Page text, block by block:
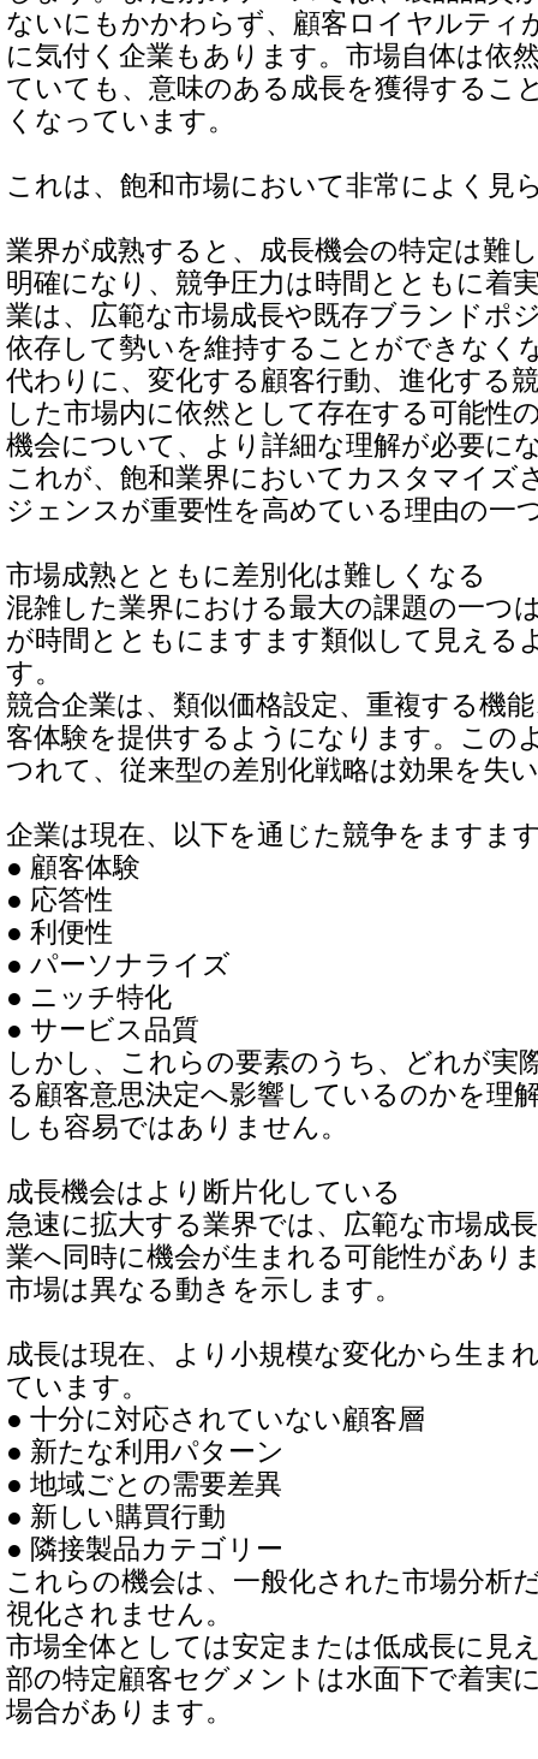
ないにもかかわらず、顧客ロイヤルティ
に気付く企業もあります。市場自体は依
ていても、意味のある成長を獲得するこ
くなっています。
これは、飽和市場において非常によく見
業界が成熟すると、成長機会の特定は難
明確になり、競争圧力は時間とともに着
業は、広範な市場成長や既存ブランドポ
依存して勢いを維持することができなく
代わりに、変化する顧客行動、進化する
した市場内に依然として存在する可能性
機会について、より詳細な理解が必要に
これが、飽和業界においてカスタマイズ
ジェンスが重要性を高めている理由の一
市場成熟とともに差別化は難しくなる
混雑した業界における最大の課題の一つ
が時間とともにますます類似して見える
す。
競合企業は、類似価格設定、重複する機
客体験を提供するようになります。この
つれて、従来型の差別化戦略は効果を失
企業は現在、以下を通じた競争をますま
● 顧客体験
● 応答性
● 利便性
● パーソナライズ
● ニッチ特化
● サービス品質
しかし、これらの要素のうち、どれが実
る顧客意思決定へ影響しているのかを理
しも容易ではありません。
成長機会はより断片化している
急速に拡大する業界では、広範な市場成
業へ同時に機会が生まれる可能性があり
市場は異なる動きを示します。
成長は現在、より小規模な変化から生ま
ています。
● 十分に対応されていない顧客層
● 新たな利用パターン
● 地域ごとの需要差異
● 新しい購買行動
● 隣接製品カテゴリー
これらの機会は、一般化された市場分析
視化されません。
市場全体としては安定または低成長に見
部の特定顧客セグメントは水面下で着実
場合があります。